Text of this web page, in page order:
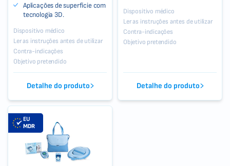
Aplicações de superfície com
tecnologia 3D.
Dispositivo médico
Ler as instruções antes de utilizar
Contra-indicações
Objetivo pretendido
Detalhe do produto
Dispositivo médico
Ler as instruções antes de utilizar
Contra-indicações
Objetivo pretendido
Detalhe do produto
EU
MDR